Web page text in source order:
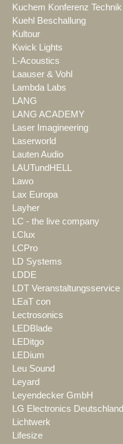
Kuchem Konferenz Technik
Kuehl Beschallung
Kultour
Kwick Lights
L-Acoustics
Laauser & Vohl
Lambda Labs
LANG
LANG ACADEMY
Laser Imagineering
Laserworld
Lauten Audio
LAUTundHELL
Lawo
Lax Europa
Layher
LC - the live company
LClux
LCPro
LD Systems
LDDE
LDT Veranstaltungsservice
LEaT con
Lectrosonics
LEDBlade
LEDitgo
LEDium
Leu Sound
Leyard
Leyendecker GmbH
LG Electronics Deutschland
Lichtwerk
Lifesize